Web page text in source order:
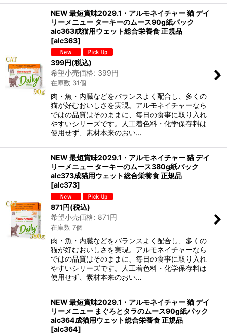
NEW 最短賞味2029.1・アルモネイチャー 猫 デイ
リーメニュー ターキーのムース90g紙パック
alc363成猫用ウェット総合栄養食 正規品
[alc363]
399円(税込)
希望小売価格: 399円
在庫数 31個
肉・魚・内臓などをバランスよく配合し、多くの
猫が好むおいしさを実現。アルモネイチャーなら
ではの品質はそのままに、毎日の食事に取り入れ
やすいシリーズです。人工着色料・化学保存料は
使用せず、素材本来のおい…
NEW 最短賞味2029.1・アルモネイチャー 猫 デイ
リーメニュー ターキーのムース380g紙パック
alc373成猫用ウェット総合栄養食 正規品
[alc373]
871円(税込)
希望小売価格: 871円
在庫数 7個
肉・魚・内臓などをバランスよく配合し、多くの
猫が好むおいしさを実現。アルモネイチャーなら
ではの品質はそのままに、毎日の食事に取り入れ
やすいシリーズです。人工着色料・化学保存料は
使用せず、素材本来のおい…
NEW 最短賞味2029.1・アルモネイチャー 猫 デイ
リーメニュー まぐろとタラのムース90g紙パック
alc364成猫用ウェット総合栄養食 正規品
[alc364]